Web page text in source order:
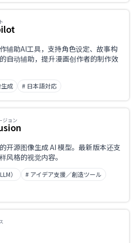
辅助AI工具，支持角色设定、故事构
自动辅助，提升漫画创作者的制作效
成 # 日本語対応
ジョン
开源图像生成 AI 模型。最新版本还支
风格的视觉内容。
）
# アイデア支援／創造ツール